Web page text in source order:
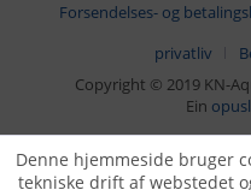
Forsendelses- og
privatliv
Copyright © 2019 KN-
Ein
Denne hjemmeside bruger
tekniske drift af webstedet